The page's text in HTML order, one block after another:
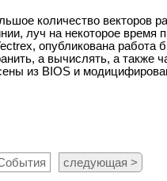
количество векторов
луч на некоторое время
опубликована
а вычислять, а также
из BIOS и